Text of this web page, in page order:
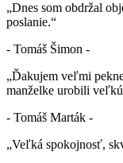
„Dnes som obdržal
poslanie.“
- Tomáš Šimon -
„Ďakujem veľmi
manželke urobili
- Tomáš Marták -
„Veľká spokojnosť,